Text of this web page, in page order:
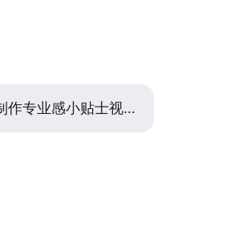
业感小贴士视觉升级图？